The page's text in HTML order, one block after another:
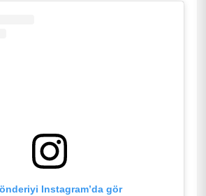
Instagram’da gör